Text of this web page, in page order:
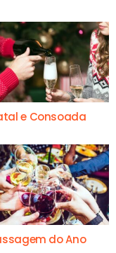
e Consoada
do Ano